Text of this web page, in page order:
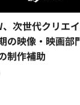
次世代クリエ
の映像・映画部
制作補助